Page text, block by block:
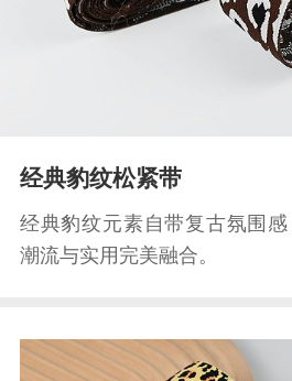
经典豹纹松紧带
经典豹纹元素自带复古氛围
潮流与实用完美融合。